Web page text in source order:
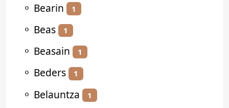
⚬ Bearin 1
⚬ Beas 1
⚬ Beasain 1
⚬ Beders 1
⚬ Belauntza 1